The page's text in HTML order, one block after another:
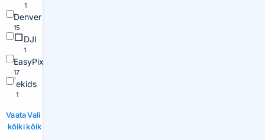
1
Denver
15
DJI
1
EasyPix
17
ekids
1
Vaata
kõiki
Vali
kõik